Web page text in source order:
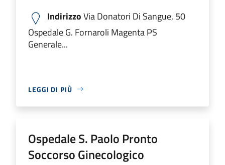
IndirizzoVia Donatori Di Sangue, 50
Ospedale G. Fornaroli Magenta PS
Generale...
LEGGI DI PIÙ
Ospedale S. Paolo Pronto
Soccorso Ginecologico